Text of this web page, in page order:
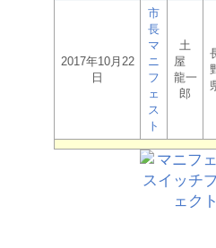
2017年10月22
日
市
長
マ
ニ
フ
ェ
ス
ト
土
屋
龍一
郎